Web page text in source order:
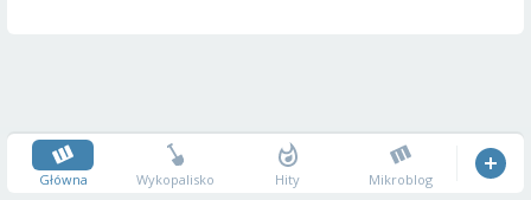
Główna Wykopalisko Hity Mikroblog